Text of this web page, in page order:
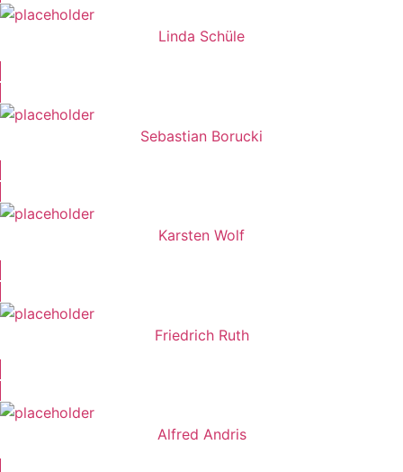
Linda Schüle
Sebastian Borucki
Karsten Wolf
Friedrich Ruth
Alfred Andris